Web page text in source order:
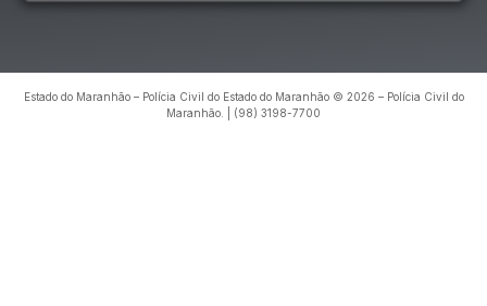
Estado do Maranhão – Polícia Civil do Estado do Maranhão © 2026 – Polícia Civil do
Maranhão. | (98) 3198-7700